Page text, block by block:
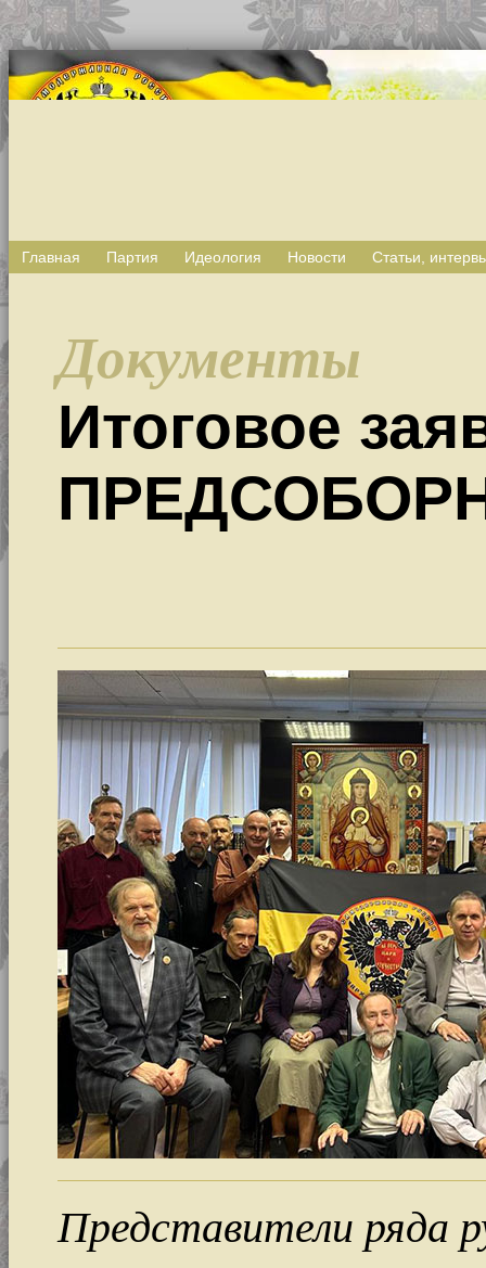
Главная Партия Идеология Новости Статьи,
Документы
Итоговое
Представители ряда